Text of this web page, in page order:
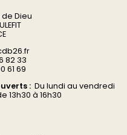
Dieu
82 33
61 69
:Du lundi au vendredi
13h30 à 16h30